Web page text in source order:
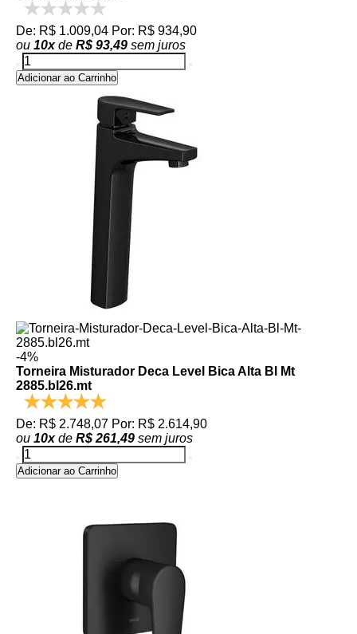
De: R$ 1.009,04 Por: R$ 934,90
ou 10xde R$ 93,49 sem juros
Adicionar ao Carrinho
-4%
Torneira Misturador Deca Level Bica Alta Bl Mt
2885.bl26.mt
De: R$ 2.748,07 Por: R$ 2.614,90
ou 10xde R$ 261,49 sem juros
Adicionar ao Carrinho